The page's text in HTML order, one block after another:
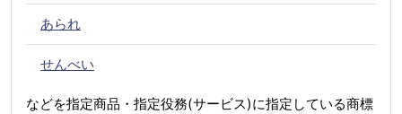
あられ
せんべい
などを指定商品・指定役務(サービス)に指定している商標